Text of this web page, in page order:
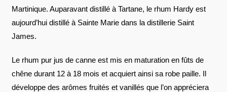
Martinique. Auparavant distillé à Tartane, le rhum Hardy est
aujourd’hui distillé à Sainte Marie dans la distillerie Saint
James.
Le rhum pur jus de canne est mis en maturation en fûts de
chêne durant 12 à 18 mois et acquiert ainsi sa robe paille. Il
développe des arômes fruités et vanillés que l’on appréciera